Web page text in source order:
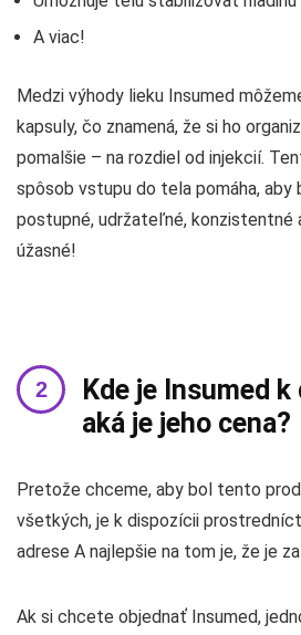
A viac!
Medzi výhody lieku Insumed
kapsuly, čo znamená, že si ho
pomalšie – na rozdiel od injekcií.
spôsob vstupu do tela pomáha, aby
postupné, udržateľné,
úžasné!
Kde je Insumed
aká je jeho cena?
Pretože chceme, aby bol tento
všetkých, je k dispozícii
adrese A najlepšie na tom je, že je
Ak si chcete objednať Insumed,